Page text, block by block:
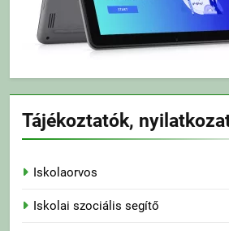
Tájékoztatók,
Iskolaorvos
Iskolai szociális segítő